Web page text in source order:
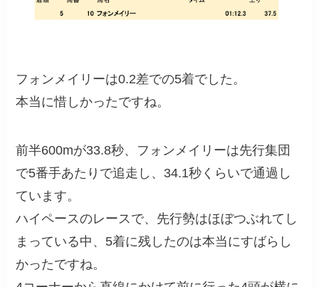
フォンメイリーは0.2差での5着でした。
本当に惜しかったですね。
前半600mが33.8秒、フォンメイリーは先行集団
で5番手あたりで追走し、34.1秒くらいで通過し
ています。
ハイペースのレースで、先行勢はほぼつぶれてし
まっている中、5着に残したのは本当にすばらし
かったですね。